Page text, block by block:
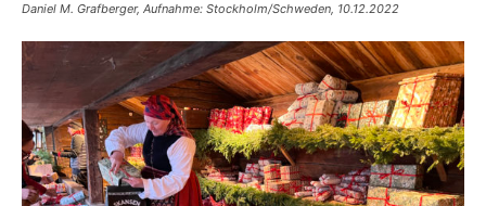
Daniel M. Grafberger, Aufnahme: Stockholm/Schweden, 10.12.2022